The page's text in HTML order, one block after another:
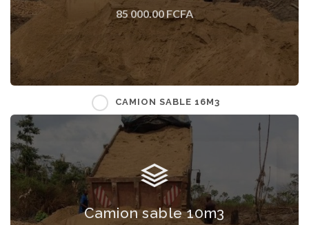
85 000.00 FCFA
CAMION SABLE 16M3
Camion sable 10m3
Camion de sable 10m3 Tarif hors frais de transport
qui dépends de l'adresse de livraison .